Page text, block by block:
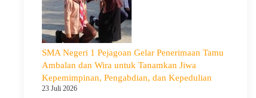
Kelas
X
dan
SMA Negeri 1 Pejagoan Gelar Penerimaan Tamu
Ambalan dan Wira untuk Tanamkan Jiwa
Kepemimpinan, Pengabdian, dan Kepedulian
23 Juli 2026